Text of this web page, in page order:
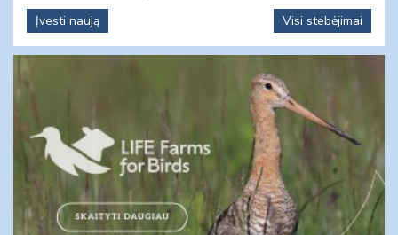
Įvesti naują
Visi stebėjimai